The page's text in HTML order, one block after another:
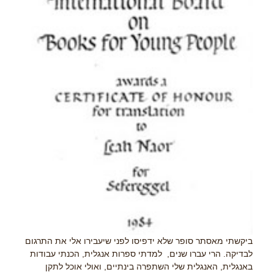
ביקשתי מאסתר סופר שלא ידפיסו לפני שיעבירו אלי את התרגום
לבדיקה. הרי עברו שנים, למדתי ספרות אנגלית, הכנתי עבודות
באנגלית, האנגלית שלי השתפרה בינתיים, ואולי אוכל לתקן